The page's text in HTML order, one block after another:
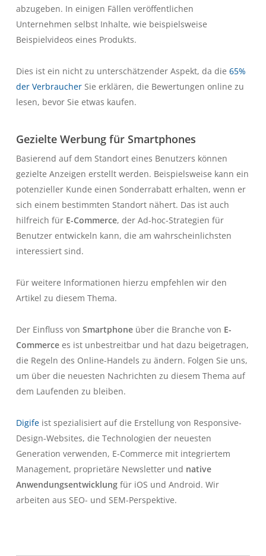
abzugeben. In einigen Fällen veröffentlichen
Unternehmen selbst Inhalte, wie beispielsweise
Beispielvideos eines Produkts.
Dies ist ein nicht zu unterschätzender Aspekt, da die 65%
der VerbraucherSie erklären, die Bewertungen online zu
lesen, bevor Sie etwas kaufen.
Gezielte Werbung für Smartphones
Basierend auf dem Standort eines Benutzers können
gezielte Anzeigen erstellt werden. Beispielsweise kann ein
potenzieller Kunde einen Sonderrabatt erhalten, wenn er
sich einem bestimmten Standort nähert. Das ist auch
hilfreich fürE-Commerce, der Ad-hoc-Strategien für
Benutzer entwickeln kann, die am wahrscheinlichsten
interessiert sind.
Für weitere Informationen hierzu empfehlen wir den
Artikel zu diesem Thema.
Der Einfluss von Smartphone über die Branche von E-
Commerce es ist unbestreitbar und hat dazu beigetragen,
die Regeln des Online-Handels zu ändern. Folgen Sie uns,
um über die neuesten Nachrichten zu diesem Thema auf
dem Laufenden zu bleiben.
Digife ist spezialisiert auf die Erstellung von Responsive-
Design-Websites, die Technologien der neuesten
Generation verwenden, E-Commerce mit integriertem
Management, proprietäre Newsletter und native
Anwendungsentwicklungfür iOS und Android. Wir
arbeiten aus SEO- und SEM-Perspektive.